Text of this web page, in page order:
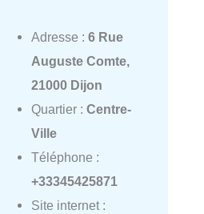
Adresse : 6 Rue
Auguste Comte,
21000 Dijon
Quartier : Centre-
Ville
Téléphone :
+33345425871
Site internet :